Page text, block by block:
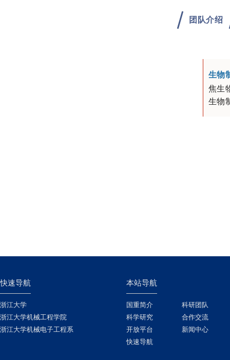
团队介绍
生物
焦生
生物
快速导航
浙江大学
浙江大学机械工程学院
浙江大学机械电子工程系
本站导航
国重简介
科研团队
科学研究
合作交流
开放平台
新闻中心
快速导航